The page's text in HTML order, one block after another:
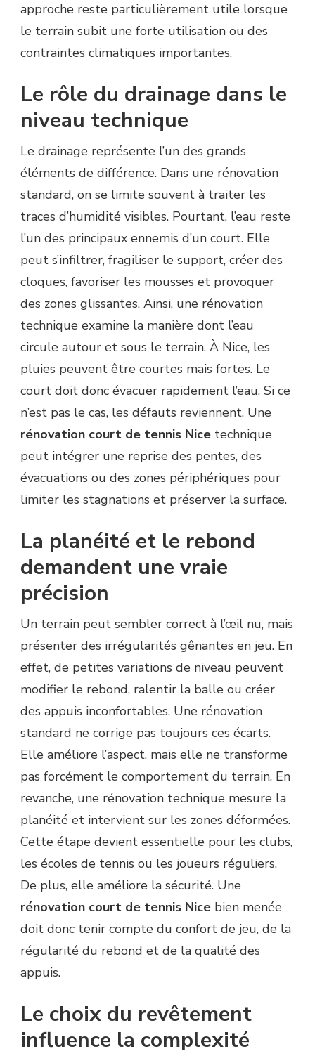
approche reste particulièrement utile lorsque
le terrain subit une forte utilisation ou des
contraintes climatiques importantes.
Le rôle du drainage dans le
niveau technique
Le drainage représente l’un des grands
éléments de différence. Dans une rénovation
standard, on se limite souvent à traiter les
traces d’humidité visibles. Pourtant, l’eau reste
l’un des principaux ennemis d’un court. Elle
peut s’infiltrer, fragiliser le support, créer des
cloques, favoriser les mousses et provoquer
des zones glissantes. Ainsi, une rénovation
technique examine la manière dont l’eau
circule autour et sous le terrain. À Nice, les
pluies peuvent être courtes mais fortes. Le
court doit donc évacuer rapidement l’eau. Si ce
n’est pas le cas, les défauts reviennent. Une
rénovation court de tennis Nice technique
peut intégrer une reprise des pentes, des
évacuations ou des zones périphériques pour
limiter les stagnations et préserver la surface.
La planéité et le rebond
demandent une vraie
précision
Un terrain peut sembler correct à l’œil nu, mais
présenter des irrégularités gênantes en jeu. En
effet, de petites variations de niveau peuvent
modifier le rebond, ralentir la balle ou créer
des appuis inconfortables. Une rénovation
standard ne corrige pas toujours ces écarts.
Elle améliore l’aspect, mais elle ne transforme
pas forcément le comportement du terrain. En
revanche, une rénovation technique mesure la
planéité et intervient sur les zones déformées.
Cette étape devient essentielle pour les clubs,
les écoles de tennis ou les joueurs réguliers.
De plus, elle améliore la sécurité. Une
rénovation court de tennis Nice bien menée
doit donc tenir compte du confort de jeu, de la
régularité du rebond et de la qualité des
appuis.
Le choix du revêtement
influence la complexité